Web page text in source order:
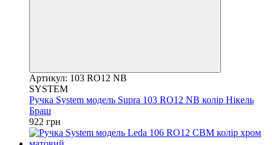
Артикул: 103 RO12 NB
SYSTEM
Ручка System модель Supra 103 RO12 NB колір Нікель
Браш
922 грн